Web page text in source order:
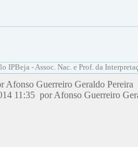
IPBeja - Assoc. Nac. e Prof. da
Afonso Guerreiro Geraldo Pereira
11:35 por Afonso Guerreiro